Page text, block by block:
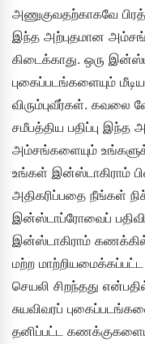
அணுகுவதற்காகவே
இந்த அற்புதமான
கிடைக்காது. ஒரு
புகைப்படங்களையும்
விரும்புவீர்கள். கவலை
சமீபத்திய பதிப்பு
அம்சங்களையும்
உங்கள் இன்ஸ்டாகிராம்
அதிகரிப்பதை நீங்கள்
இன்ஸ்டாப்ரோவைப்
இன்ஸ்டாகிராம்
மற்ற
செயலி சிறந்தது
சுயவிவரப்
தனிப்பட்ட